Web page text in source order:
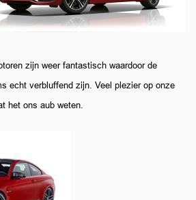
zijn weer fantastisch waardoor de
echt verbluffend zijn. Veel plezier op onze
het ons aub weten.